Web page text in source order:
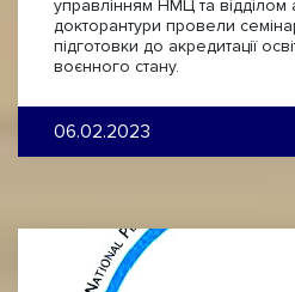
управлінням НМЦ та відділом
докторантури провели
підготовки до акредитації
воєнного стану.
06.02.2023